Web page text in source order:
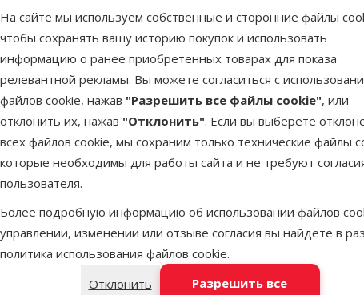
На сайте мы используем собственные и сторонние файлы
чтобы сохранять вашу историю покупок и использовать
информацию о ранее приобретенных товарах для показа
релевантной рекламы. Вы можете согласиться с
файлов cookie, нажав "Разрешить все файлы cookie", или
отклонить их, нажав "Отклонить". Если вы выберете
всех файлов cookie, мы сохраним только технические файлы
которые необходимы для работы сайта и не требуют
пользователя.
Более подробную информацию об использовании файлов
управлении, изменении или отзыве согласия вы найдете в
политика использования файлов cookie.
Отклонить
Разрешить все
Сухая и ломкая шерсть
2
Чувствительная кожа
Чувствительное пищеварение
11
Больше
Состав и вкус
Cельдь
1
Баранина
4
FORZA10
цена 💻
TOП цена 💚